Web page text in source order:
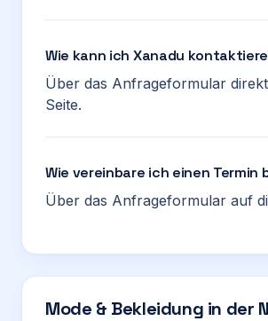
Wie kann ich Xanadu
Über das Anfrageformular
Seite.
Wie vereinbare ich einen Termin
Über das Anfrageformular auf
Mode & Bekleidung in der